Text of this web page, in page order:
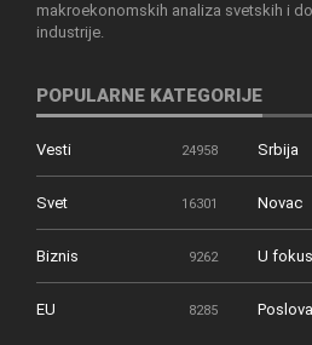
makroekonomskih analiza svetskih i
industrije.
POPULARNE KATEGORIJE
Vesti 24958 Srbija
Svet 16301 Novac
Biznis 9262 U
EU 8285